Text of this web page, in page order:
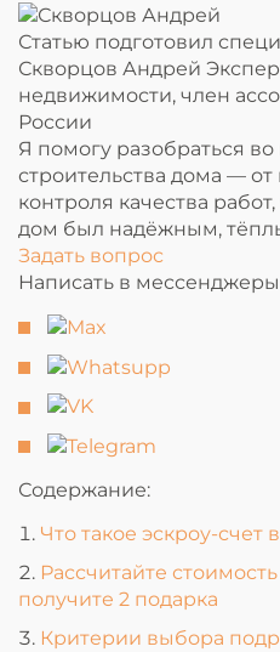
Статью подготовил
Скворцов Андрей
недвижимости, член
России
Я помогу разобраться во
строительства дома —
контроля качества
дом был надёжным,
Задать вопрос
Написать в мессенджеры
Содержание:
Что такое эскроу-
Рассчитайте
получите 2 подарка
Критерии выбора